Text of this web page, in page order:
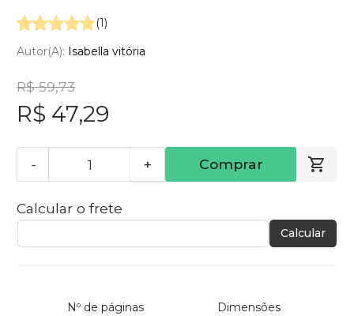
(1)
Autor(a): Isabella vitória
R$ 59,73
R$ 47,29
- + Comprar
Calcular o frete
Calcular
Nº de páginas Dimensões